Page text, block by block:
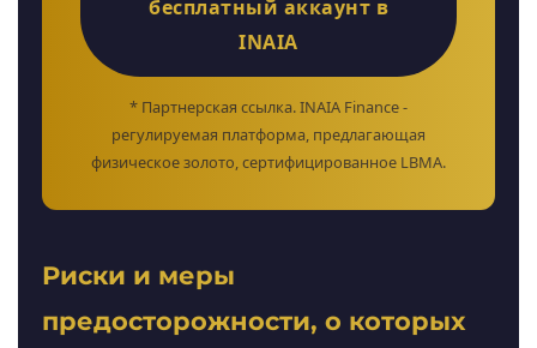
бесплатный аккаунт в
INAIA
* Партнерская ссылка. INAIA Finance -
регулируемая платформа, предлагающая
физическое золото, сертифицированное LBMA.
Риски и меры
предосторожности, о которых